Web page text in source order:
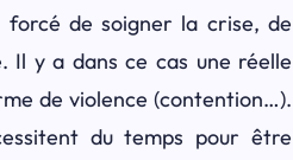
forcé de soigner la crise, de
Il y a dans ce cas une réelle
de violence (contention…).
du temps pour être